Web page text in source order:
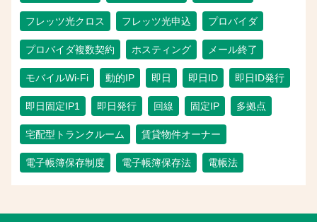
フレッツ光クロス フレッツ光申込 プロバイダ
プロバイダ複数契約 ホスティング メール終了
モバイルWi-Fi 動的IP 即日 即日ID 即日ID発行
即日固定IP1 即日発行 回線 固定IP 多拠点
宅配型トランクルーム 賃貸物件オーナー
電子帳簿保存制度 電子帳簿保存法 電帳法